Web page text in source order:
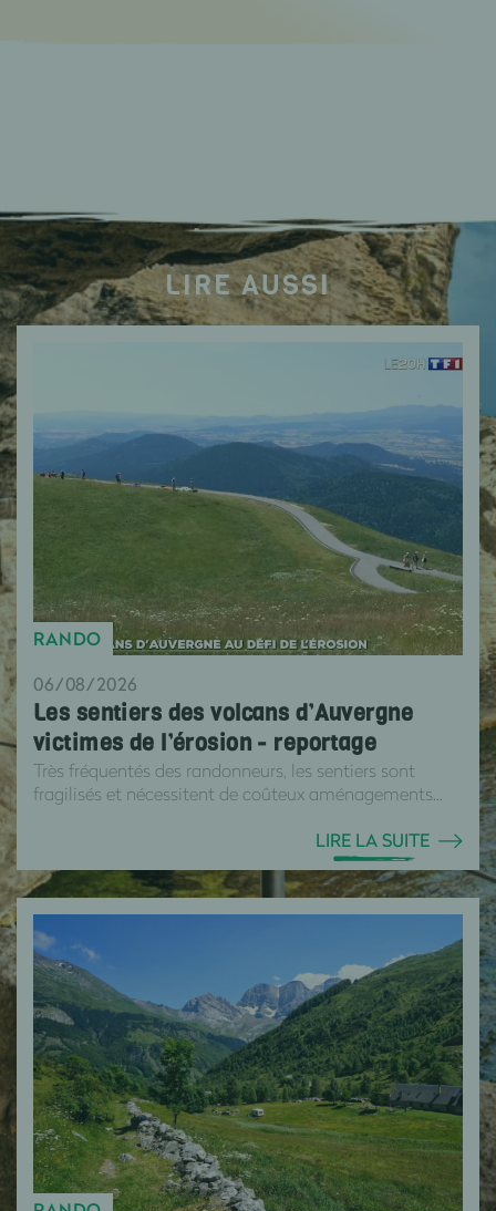
LIRE AUSSI
RANDO
06/08/2026
Les sentiers des volcans d’Auvergne
victimes de l’érosion - reportage
Très fréquentés des randonneurs, les sentiers sont
fragilisés et nécessitent de coûteux aménagements...
LIRE LA SUITE